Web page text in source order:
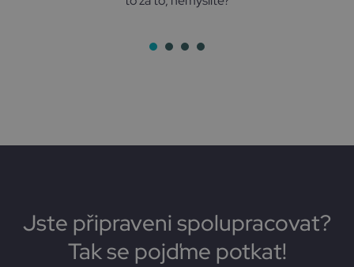
Jste připraveni spolupracovat?
Tak se pojďme potkat!